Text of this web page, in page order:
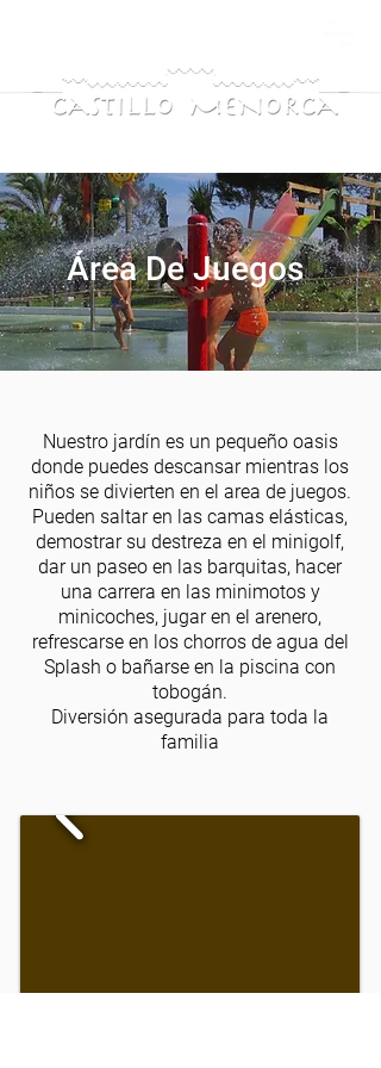
Área De Juegos
Nuestro jardín es un pequeño oasis
donde puedes descansar mientras los
niños se divierten en el area de juegos.
Pueden saltar en las camas elásticas,
demostrar su destreza en el minigolf,
dar un paseo en las barquitas, hacer
una carrera en las minimotos y
minicoches, jugar en el arenero,
refrescarse en los chorros de agua del
Splash o bañarse en la piscina con
tobogán.
Diversión asegurada para toda la
familia